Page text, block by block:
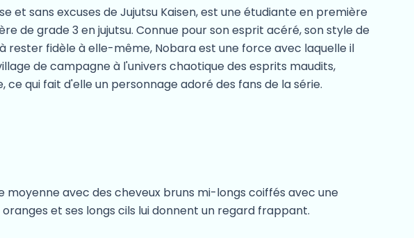
et sans excuses de Jujutsu Kaisen, est une étudiante en première
de grade 3 en jujutsu. Connue pour son esprit acéré, son style de
fidèle à elle-même, Nobara est une force avec laquelle il
de campagne à l'univers chaotique des esprits maudits,
qui fait d'elle un personnage adoré des fans de la série.
moyenne avec des cheveux bruns mi-longs coiffés avec une
et ses longs cils lui donnent un regard frappant.